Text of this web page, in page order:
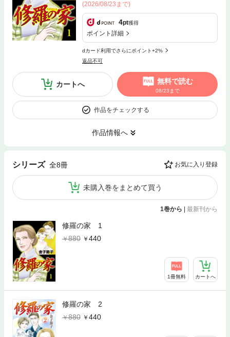
(2026/08/23まで)
4pt獲得
ポイント詳細
dカード利用でさらにポイント+2%
返品不可
カートへ 無料で読む
08/23まで
作品をチェックする
作品情報へ
シリーズ 全8冊 お気に入り登録
未購入巻をまとめて買う
1巻から 最新刊から
修羅の家 1
880
440
1冊無料 カートへ
修羅の家 2
880
440